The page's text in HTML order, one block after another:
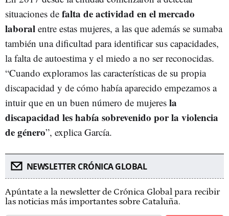
situaciones de falta de actividad en el mercado
laboral entre estas mujeres, a las que además se sumaba
también una dificultad para identificar sus capacidades,
la falta de autoestima y el miedo a no ser reconocidas.
“Cuando exploramos las características de su propia
discapacidad y de cómo había aparecido empezamos a
intuir que en un buen número de mujeres la
discapacidad les había sobrevenido por la violencia
de género”, explica García.
NEWSLETTER CRÓNICA GLOBAL
Apúntate a la newsletter de Crónica Global para recibir
las noticias más importantes sobre Cataluña.